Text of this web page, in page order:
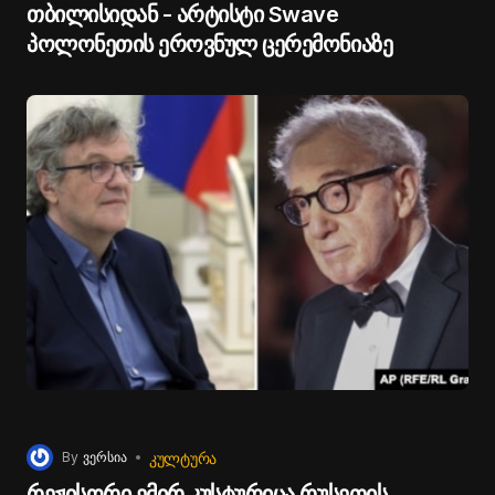
თბილისიდან - არტისტი Swave
პოლონეთის ეროვნულ ცერემონიაზე
By ვერსია ᲙᲣᲚᲢᲣᲠᲐ